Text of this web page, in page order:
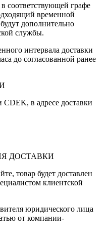
соответствующей графе
временной
дополнительно
службы.
интервала доставки
до согласованной ранее
в адресе доставки
ДОСТАВКИ
товар будет доставлен
клиентской
юридического лица
от компании-